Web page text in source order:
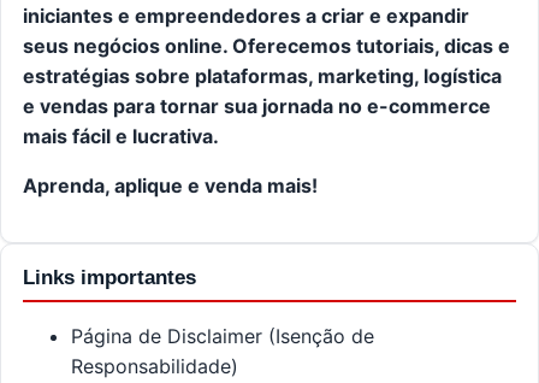
iniciantes e empreendedores a criar e expandir
seus negócios online. Oferecemos tutoriais, dicas e
estratégias sobre plataformas, marketing, logística
e vendas para tornar sua jornada no e-commerce
mais fácil e lucrativa.
Aprenda, aplique e venda mais!
Links importantes
Página de Disclaimer (Isenção de
Responsabilidade)